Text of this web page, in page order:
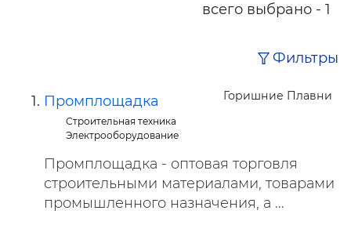
всего выбрано - 1
Фильтры
Горишние Плавни
Промплощадка
Строительная техника
Электрооборудование
Промплощадка - оптовая торговля
строительными материалами, товарами
промышленного назначения, а ...